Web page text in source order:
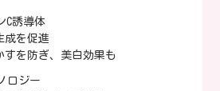
C誘導体
成を促進
すを防ぎ、美白効果も
ロジー